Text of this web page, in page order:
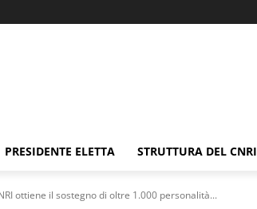
PRESIDENTE ELETTA STRUTTURA DEL CNRI
ottiene il sostegno di oltre 1.000 personalità...